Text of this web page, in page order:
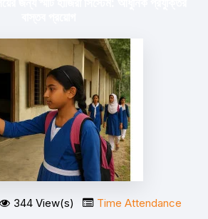
344 View(s) Time Attendance